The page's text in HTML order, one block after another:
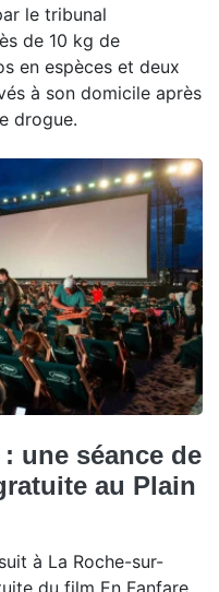
le tribunal
de 10 kg de
en espèces et deux
à son domicile après
drogue.
une séance de
au Plain
à La Roche-sur-
du film En Fanfare